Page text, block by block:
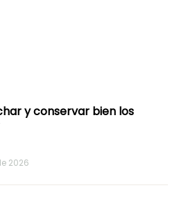
y conservar bien los
2026